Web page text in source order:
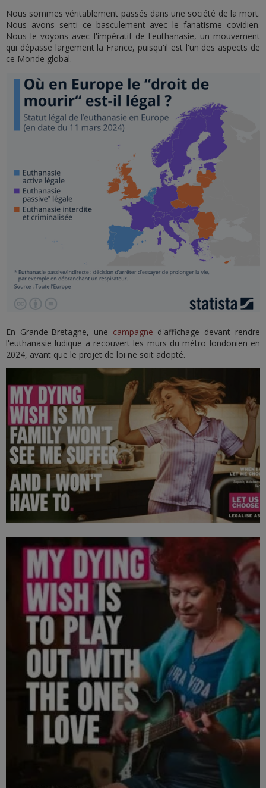
Nous sommes véritablement passés dans une société de la mort.
Nous avons senti ce basculement avec le fanatisme covidien.
Nous le voyons avec l'impératif de l'euthanasie, un mouvement
qui dépasse largement la France, puisqu'il est l'un des aspects de
ce Monde global.
En Grande-Bretagne, une campagne d'affichage devant rendre
l'euthanasie ludique a recouvert les murs du métro londonien en
2024, avant que le projet de loi ne soit adopté.